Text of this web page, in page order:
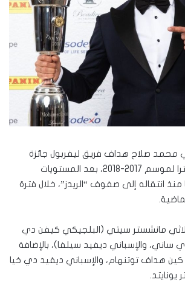
محمد صلاح هداف فريق ليفربول جائزة
لاعب العام في إنجلترا لموسم 2017-2018، بعد المستويات
انتقاله إلى صفوف “الريدز”، خلال فترة
.
مانشستر سيتي (البلجيكي كيفن دي
ساني، والإسباني ديفيد سيلفا)، بالإضافة
كين هداف توتنهام، والإسباني ديفيد دي خيا
.